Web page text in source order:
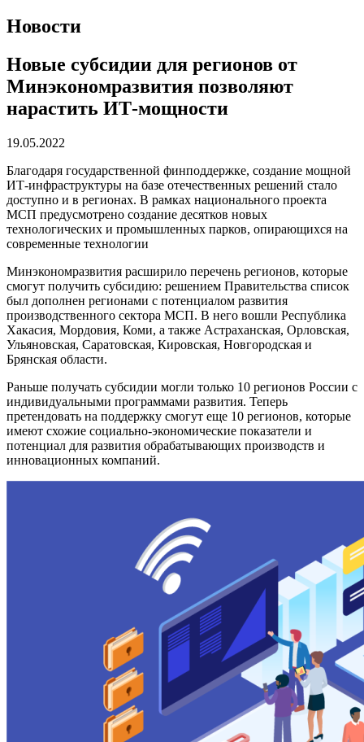
Новости
Новые субсидии для регионов от
Минэкономразвития позволяют
нарастить ИТ-мощности
19.05.2022
Благодаря государственной финподдержке, создание мощной
ИТ-инфраструктуры на базе отечественных решений стало
доступно и в регионах. В рамках национального проекта
МСП предусмотрено создание десятков новых
технологических и промышленных парков, опирающихся на
современные технологии
Минэкономразвития расширило перечень регионов, которые
смогут получить субсидию: решением Правительства список
был дополнен регионами с потенциалом развития
производственного сектора МСП. В него вошли Республика
Хакасия, Мордовия, Коми, а также Астраханская, Орловская,
Ульяновская, Саратовская, Кировская, Новгородская и
Брянская области.
Раньше получать субсидии могли только 10 регионов России с
индивидуальными программами развития. Теперь
претендовать на поддержку смогут еще 10 регионов, которые
имеют схожие социально-экономические показатели и
потенциал для развития обрабатывающих производств и
инновационных компаний.